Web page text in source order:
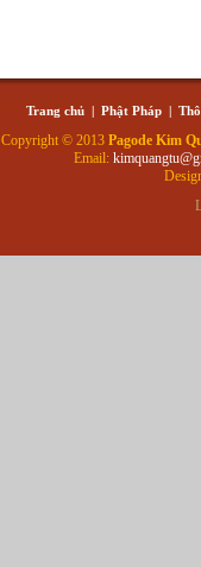
Trang chủ | Phật Pháp |
Copyright © 2013 Pagode Kim
Email: